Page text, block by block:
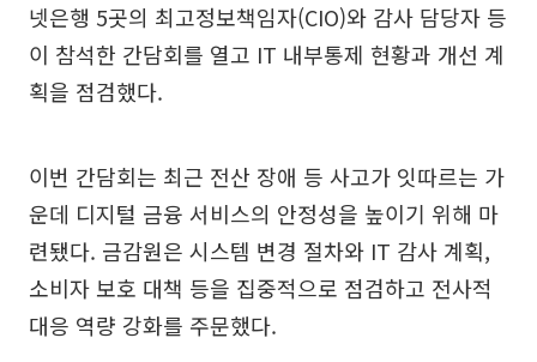
넷은행 5곳의 최고정보책임자(CIO)와 감사 담당자 등
이 참석한 간담회를 열고 IT 내부통제 현황과 개선 계
획을 점검했다.
이번 간담회는 최근 전산 장애 등 사고가 잇따르는 가
운데 디지털 금융 서비스의 안정성을 높이기 위해 마
련됐다. 금감원은 시스템 변경 절차와 IT 감사 계획,
소비자 보호 대책 등을 집중적으로 점검하고 전사적
대응 역량 강화를 주문했다.